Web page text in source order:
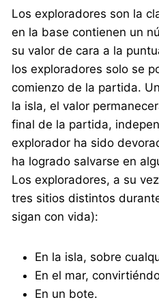
Los exploradores son la
en la base contienen un
su valor de cara a la
los exploradores solo se
comienzo de la partida.
la isla, el valor
final de la partida,
explorador ha sido
ha logrado salvarse en
Los exploradores, a su
tres sitios distintos
sigan con vida):
En la isla, sobre
En el mar,
En un bote.